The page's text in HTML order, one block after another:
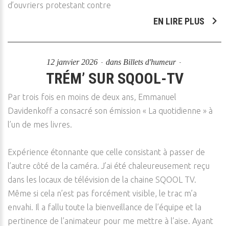
d’ouvriers protestant contre
EN LIRE PLUS
12 janvier 2026 dans Billets d'humeur
TRÉM’ SUR SQOOL-TV
Par trois fois en moins de deux ans, Emmanuel
Davidenkoff a consacré son émission « La quotidienne » à
l’un de mes livres.
Expérience étonnante que celle consistant à passer de
l’autre côté de la caméra. J’ai été chaleureusement reçu
dans les locaux de télévision de la chaine SQOOL TV.
Même si cela n’est pas forcément visible, le trac m’a
envahi. Il a fallu toute la bienveillance de l’équipe et la
pertinence de l’animateur pour me mettre à l’aise. Ayant